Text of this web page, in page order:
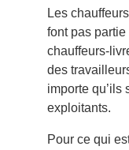
Les
font pas partie
chauffeurs-
des
importe qu’ils
exploitants.
Pour ce qui